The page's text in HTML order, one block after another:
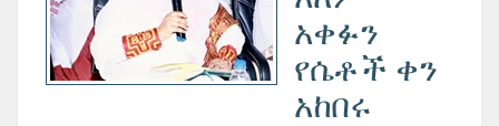
አቀፉን
የሴቶች ቀን
አከበሩ